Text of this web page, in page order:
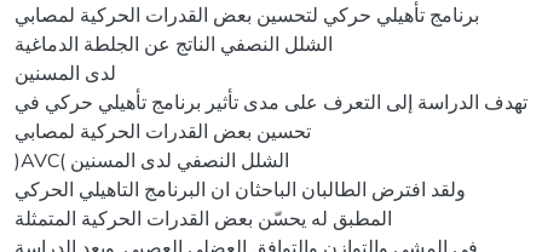
برنامج تأهيلي حركي لتحسين بعض القدرات الحركية لمصابي
الشلل النصفي الناتج عن الجلطة الدماغية
لدى المسنين
تهدف الدراسة إلى التعرف على مدى تأثير برنامج تأهيلي حركي في
تحسين بعض القدرات الحركية لمصابي
)AVC( الشلل النصفي لدى المسنين
ولقد افترض الطالبان الباحثان ان البرنامج التاهيلي الحركي
المطبق له يحسّن بعض القدرات الحركية المتمثلة